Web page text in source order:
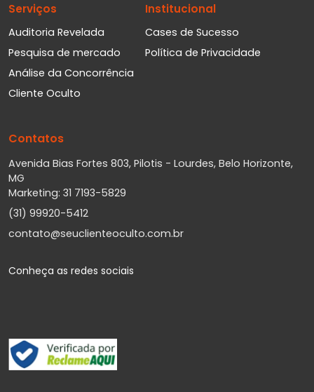
Serviços
Auditoria Revelada
Pesquisa de mercado
Análise da Concorrência
Cliente Oculto
Institucional
Cases de Sucesso
Política de Privacidade
Contatos
Avenida Bias Fortes 803, Pilotis - Lourdes, Belo Horizonte,
MG
Marketing: 31 7193-5829
(31) 99920-5412
contato@seuclienteoculto.com.br
Conheça as redes sociais